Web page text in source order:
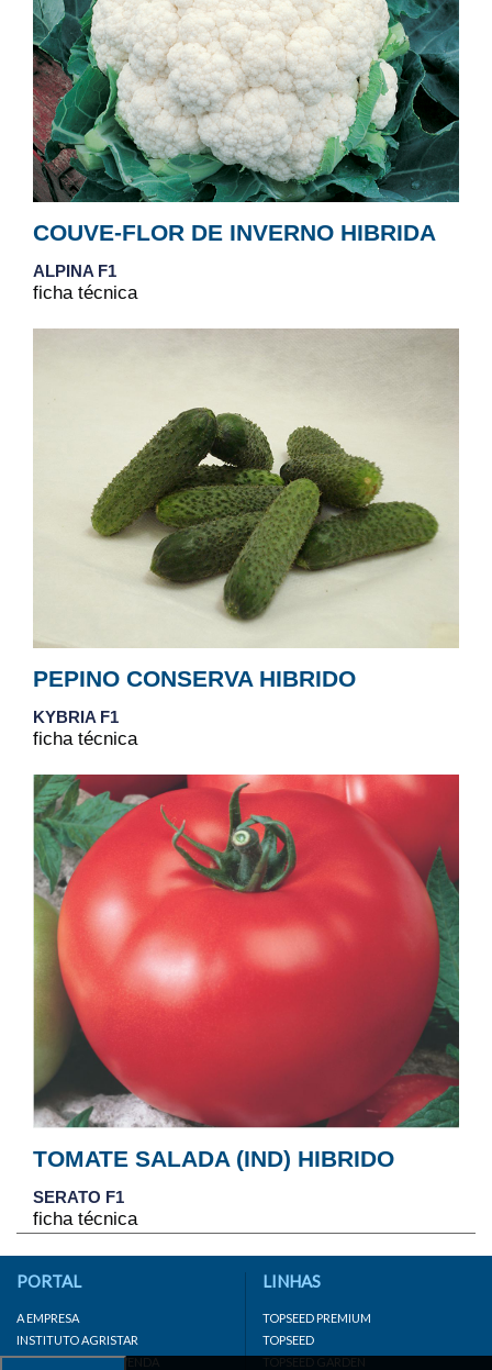
COUVE-FLOR DE INVERNO HIBRIDA
ALPINA F1
ficha técnica
PEPINO CONSERVA HIBRIDO
KYBRIA F1
ficha técnica
TOMATE SALADA (IND) HIBRIDO
SERATO F1
ficha técnica
PORTAL
A EMPRESA
INSTITUTO AGRISTAR
DISTRIBUIDOR/REVENDA
LINHAS
TOPSEED PREMIUM
TOPSEED
TOPSEED GARDEN